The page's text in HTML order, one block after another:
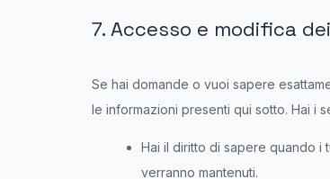
7. Accesso e modifica
Se hai domande o vuoi sapere
le informazioni presenti qui sotto. Hai i
Hai il diritto di sapere quando i
verranno mantenuti.